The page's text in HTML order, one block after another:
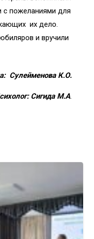
с пожеланиями для
их дело.
и вручили
Сулейменова К.О.
Сигида М.А.